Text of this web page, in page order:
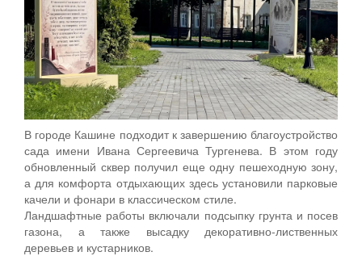
В городе Кашине подходит к завершению благоустройство
сада имени Ивана Сергеевича Тургенева. В этом году
обновленный сквер получил еще одну пешеходную зону,
а для комфорта отдыхающих здесь установили парковые
качели и фонари в классическом стиле.
Ландшафтные работы включали подсыпку грунта и посев
газона, а также высадку декоративно-лиственных
деревьев и кустарников.